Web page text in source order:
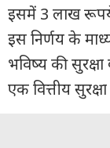
न्यूज
पर्सनल
फाइनेंस
टेक्नोलॉजी
इसमें 3 लाख
इस निर्णय के
भविष्य की
एक वित्तीय